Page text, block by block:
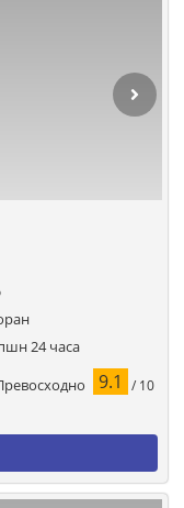
24 часа
9.1 / 10